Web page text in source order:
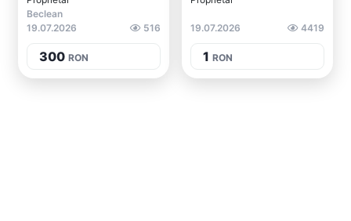
Beclean
19.07.2026
516
300 RON
19.07.2026 4419
1 RON